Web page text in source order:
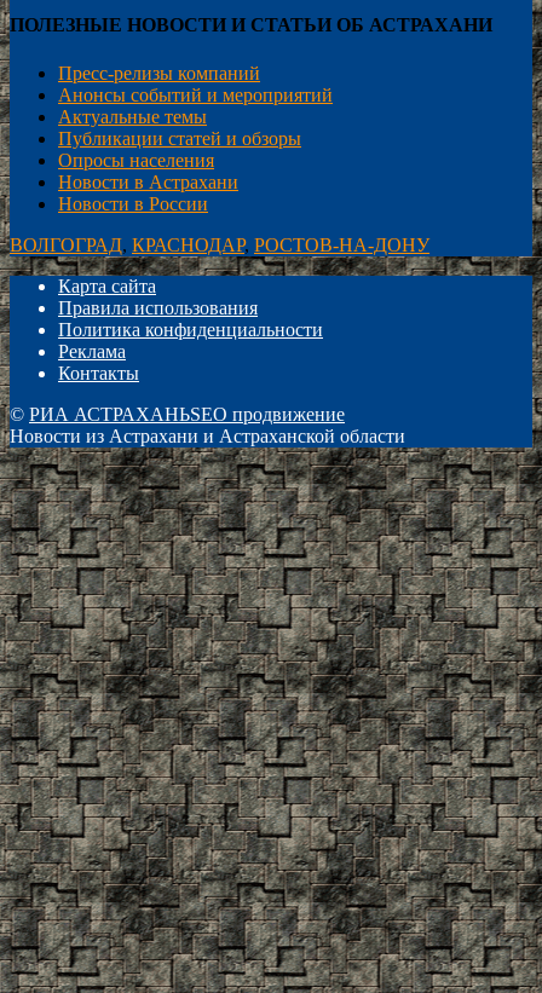
ПОЛЕЗНЫЕ НОВОСТИ И СТАТЬИ ОБ АСТРАХАНИ
Пресс-релизы компаний
Анонсы событий и мероприятий
Актуальные темы
Публикации статей и обзоры
Опросы населения
Новости в Астрахани
Новости в России
ВОЛГОГРАД, КРАСНОДАР, РОСТОВ-НА-ДОНУ
Карта сайта
Правила использования
Политика конфиденциальности
Реклама
Контакты
© РИА АСТРАХАНЬSEO продвижение
Новости из Астрахани и Астраханской области